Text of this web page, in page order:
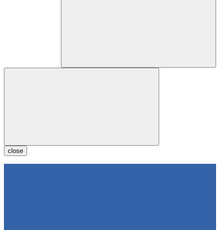
close